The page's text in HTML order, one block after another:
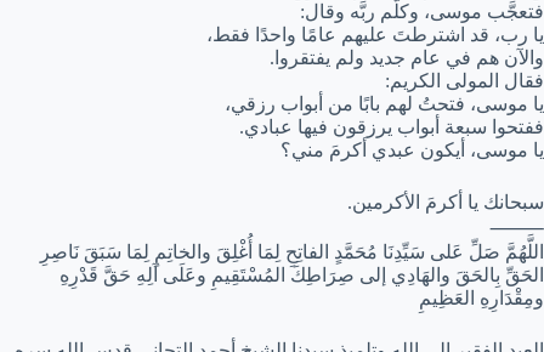
فتعجَّب موسى، وكلَّم ربَّه وقال:
يا رب، قد اشترطتَ عليهم عامًا واحدًا فقط،
والآن هم في عام جديد ولم يفتقروا.
فقال المولى الكريم:
يا موسى، فتحتُ لهم بابًا من أبواب رزقي،
ففتحوا سبعة أبواب يرزقون فيها عبادي.
يا موسى، أيكون عبدي أكرمَ مني؟
سبحانك يا أكرمَ الأكرمين.
⸻
اللَّهُمَّ صَلِّ عَلى سَيِّدِنَا مُحَمَّدٍ الفاتِحِ لِمَا أُغْلِقَ والخاتِمِ لِمَا سَبَقَ نَاصِرِ
الحَقِّ بِالحَقَ والهَادِي إلى صِرَاطِكَ المُسْتَقِيمِ وعَلَى آلِهِ حَقَّ قَدْرِهِ
ومِقْدَارِهِ العَظِيمِ